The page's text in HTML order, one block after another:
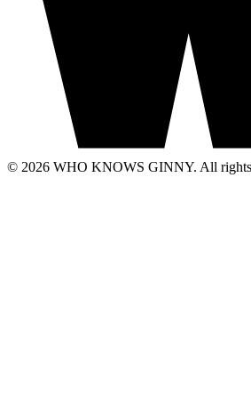
© 2026 WHO KNOWS GINNY. All rights